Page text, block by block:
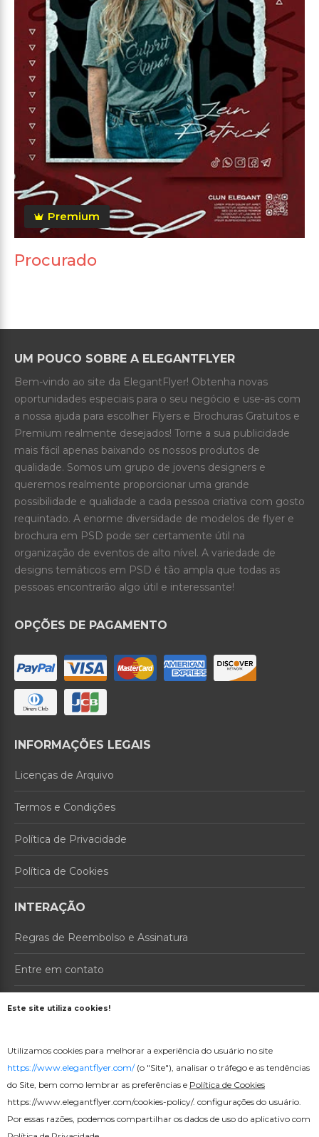
Premium
Procurado
UM POUCO SOBRE A ELEGANTFLYER
Bem-vindo ao site da ElegantFlyer! Obtenha novas
oportunidades especiais para o seu negócio e use-as com
a nossa ajuda para escolher Flyers e Brochuras Gratuitos e
Premium realmente desejados! Torne a sua publicidade
mais fácil apenas baixando os nossos produtos de
qualidade. Somos um grupo de jovens designers e
queremos realmente proporcionar uma grande
possibilidade e qualidade a cada pessoa criativa com gosto
requintado. A enorme diversidade de modelos de flyer e
brochura em PSD pode ser certamente útil na
organização de eventos de alto nível. A variedade de
designs temáticos em PSD é tão ampla que todas as
pessoas encontrarão algo útil e interessante!
OPÇÕES DE PAGAMENTO
INFORMAÇÕES LEGAIS
Licenças de Arquivo
Termos e Condições
Política de Privacidade
Política de Cookies
INTERAÇÃO
Regras de Reembolso e Assinatura
Entre em contato
Sobre nós
Preços
Criador online
Este site utiliza cookies!
Utilizamos cookies para melhorar a experiência do usuário no site
https://www.elegantflyer.com/(o "Site"), analisar o tráfego e as tendências
do Site, bem como lembrar as preferências e Política de Cookies
https://www.elegantflyer.com/cookies-policy/. configurações do usuário.
Por essas razões, podemos compartilhar os dados de uso do aplicativo com